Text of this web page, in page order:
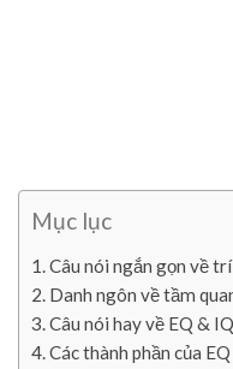
Mục lục
Câu nói ngắn gọn về
Danh ngôn về tầm
Câu nói hay về EQ & IQ
Các thành phần của EQ